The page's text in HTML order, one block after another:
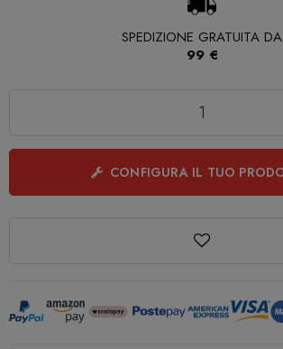
SPEDIZIONE GRATUITA DA
99 €
CONFIGURA IL TUO